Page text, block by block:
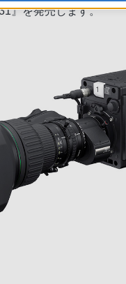
』を発売します。